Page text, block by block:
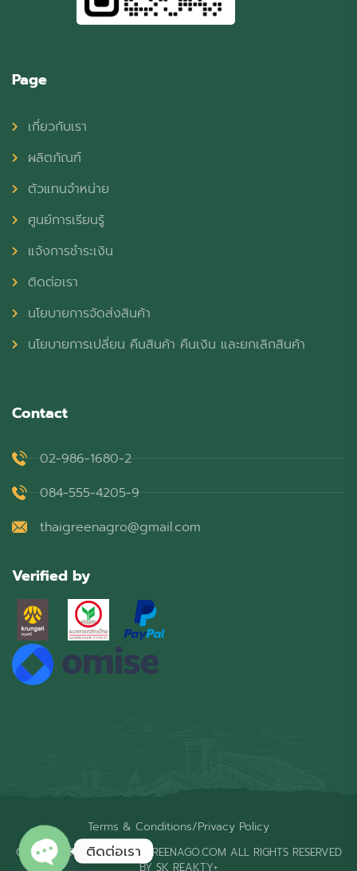
Page
เกี่ยวกับเรา
ผลิตภัณฑ์
ตัวแทนจำหน่าย
ศูนย์การเรียนรู้
แจ้งการชำระเงิน
ติดต่อเรา
นโยบายการจัดส่งสินค้า
นโยบายการเปลี่ยน คืนสินค้า คืนเงิน และยกเลิกสินค้า
Contact
02-986-1680-2
084-555-4205-9
thaigreenagro@gmail.com
Verified by
COPYRIGHT © 2026 THAIGREENAGO.COM ALL RIGHTS RESERVED
BY SK REAKTY+
Terms & Conditions/Privacy Policy
ติดต่อเรา